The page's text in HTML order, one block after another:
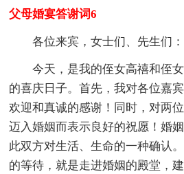
父母婚宴答谢词6
各位来宾，女士们、先生们：
今天，是我的侄女高禧和侄
的喜庆日子。首先，我对各位嘉
欢迎和真诚的感谢！同时，对两
迈入婚姻而表示良好的祝愿！婚
此双方对生活、生命的一种确认
的等待，就是走进婚姻的殿堂，建